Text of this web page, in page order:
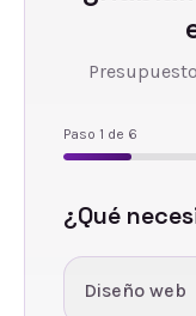
Paso 1 de 6
¿Qué
Diseño web